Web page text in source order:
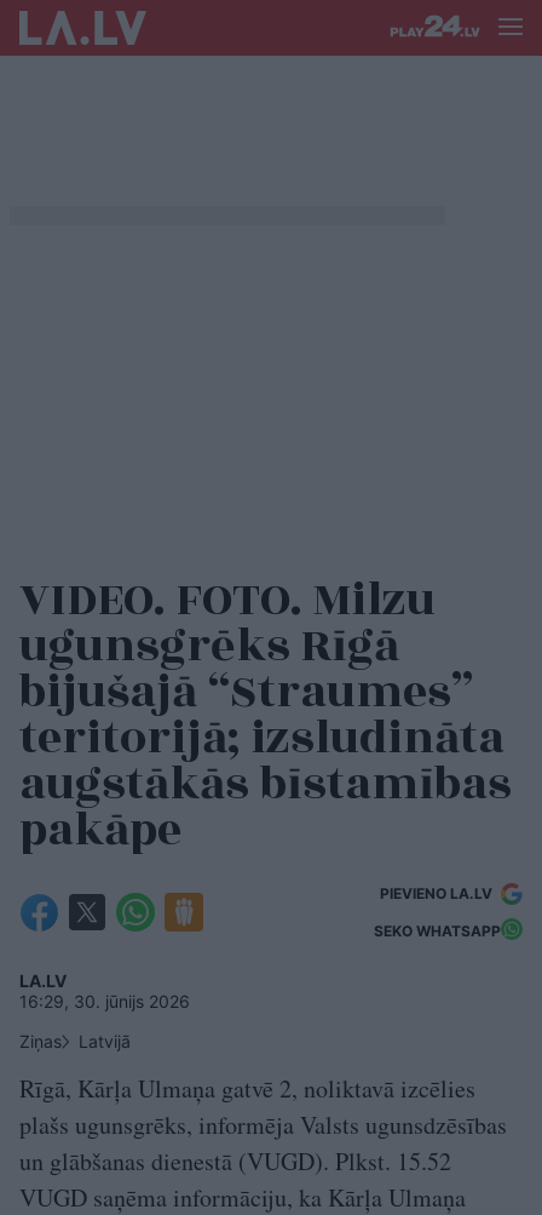
VIDEO. FOTO. Milzu
ugunsgrēks Rīgā
bijušajā “Straumes”
teritorijā; izsludināta
augstākās bīstamības
pakāpe
PIEVIENO LA.LV
SEKO WHATSAPP
LA.LV
16:29, 30. jūnijs 2026
Ziņas
Latvijā
Rīgā, Kārļa Ulmaņa gatvē 2, noliktavā izcēlies
plašs ugunsgrēks, informēja Valsts ugunsdzēsības
un glābšanas dienestā (VUGD). Plkst. 15.52
VUGD saņēma informāciju, ka Kārļa Ulmaņa